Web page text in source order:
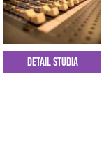
Detail studia